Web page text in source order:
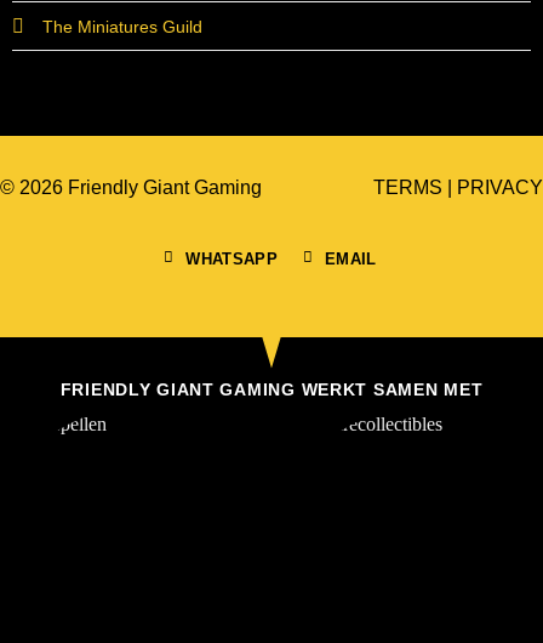
The Miniatures Guild
© 2026 Friendly Giant Gaming
WHATSAPP EMAIL
TERMS PRIVACY
FRIENDLY GIANT GAMING WERKT SAMEN MET